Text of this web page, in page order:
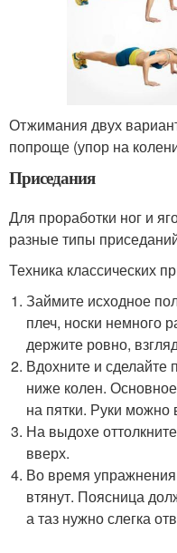
Отжимания двух
попроще (упор на
Приседания
Для проработки ног и
разные типы
Техника классических
Займите исходное
плеч, носки немного
держите ровно,
Вдохните и сделайте
ниже колен.
на пятки. Руки можно
На выдохе
вверх.
Во время
втянут. Поясница
а таз нужно слегка